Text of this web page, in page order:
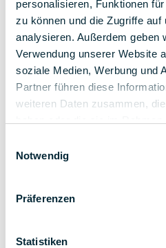
personalisieren, Funktionen
zu können und die Zugriffe auf
analysieren. Außerdem geben
Verwendung unserer Website
soziale Medien, Werbung und
Partner führen diese
weiteren Daten zusammen,
Notwendig
Präferenzen
Statistiken